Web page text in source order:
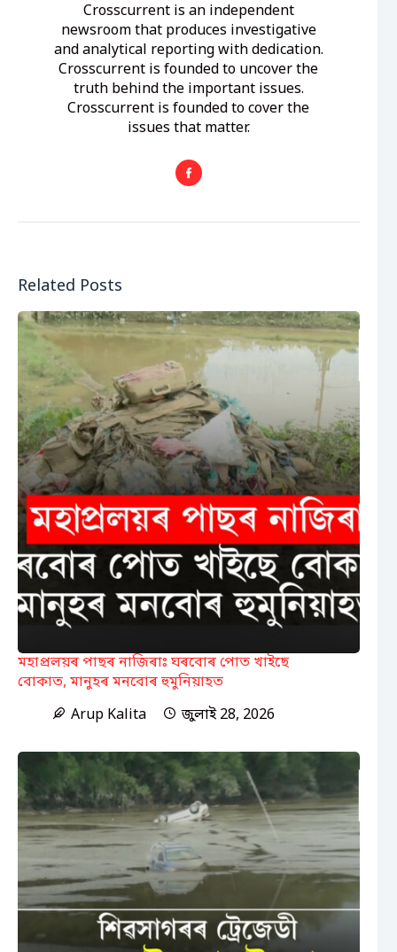
Crosscurrent is an independent
newsroom that produces investigative
and analytical reporting with dedication.
Crosscurrent is founded to uncover the
truth behind the important issues.
Crosscurrent is founded to cover the
issues that matter.
Related Posts
মহাপ্ৰলয়ৰ পাছৰ নাজিৰাঃ ঘৰবোৰ পোত খাইছে
বোকাত, মানুহৰ মনবোৰ হুমুনিয়াহত
Arup Kalita
জুলাই 28, 2026